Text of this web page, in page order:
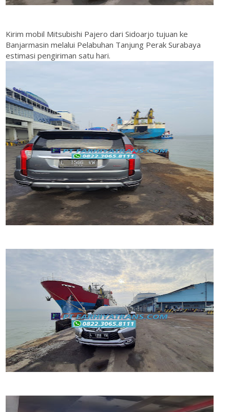
Kirim mobil Mitsubishi Pajero dari Sidoarjo tujuan ke
Banjarmasin melalui Pelabuhan Tanjung Perak Surabaya
estimasi pengiriman satu hari.